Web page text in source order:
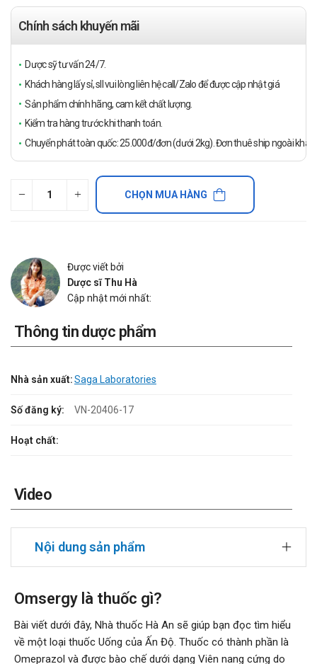
Chính sách khuyến mãi
Dược sỹ tư vấn 24/7.
Khách hàng lấy sỉ, sll vui lòng liên hệ call/Zalo để được cập nhật giá
Sản phẩm chính hãng, cam kết chất lượng.
Kiểm tra hàng trước khi thanh toán.
Chuyển phát toàn quốc: 25.000đ/đơn (dưới 2kg). Đơn thuê ship ngoài
CHỌN MUA HÀNG
Được viết bởi
Dược sĩ Thu Hà
Cập nhật mới nhất:
Thông tin dược phẩm
Nhà sản xuất:Saga Laboratories
Số đăng ký: VN-20406-17
Hoạt chất:
Video
Nội dung sản phẩm
Omsergy là thuốc gì?
Bài viết dưới đây, Nhà thuốc Hà An sẽ giúp bạn đọc tìm hiểu
về một loại thuốc Uống của Ấn Độ. Thuốc có thành phần là
Omeprazol và được bào chế dưới dạng Viên nang cứng do